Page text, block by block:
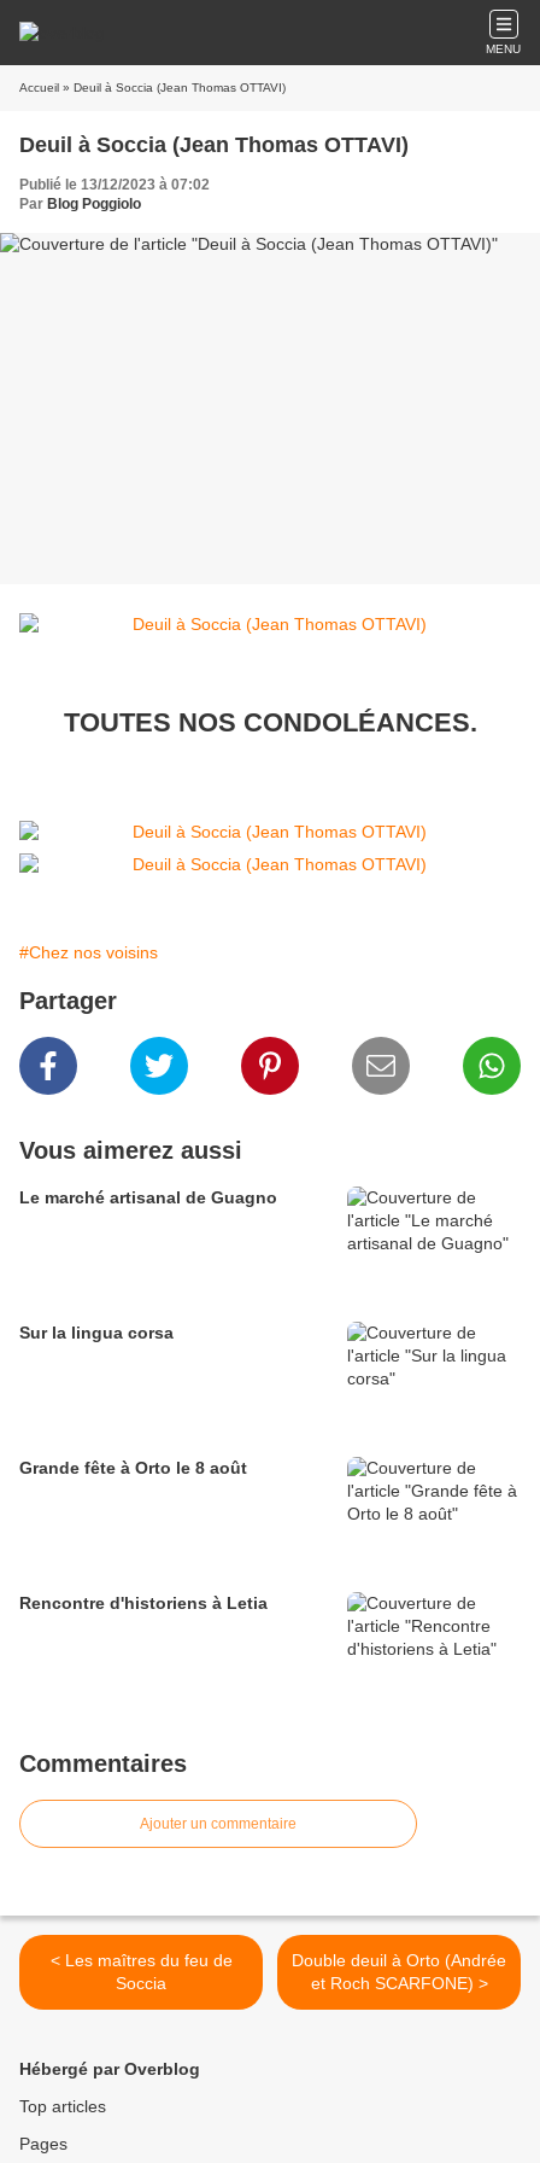
MENU
Accueil » Deuil à Soccia (Jean Thomas OTTAVI)
Deuil à Soccia (Jean Thomas OTTAVI)
Publié le 13/12/2023 à 07:02
Par Blog Poggiolo
TOUTES NOS CONDOLÉANCES.
#Chez nos voisins
Partager
Vous aimerez aussi
Le marché artisanal de Guagno
Sur la lingua corsa
Grande fête à Orto le 8 août
Rencontre d'historiens à Letia
Commentaires
Ajouter un commentaire
< Les maîtres du feu de
Soccia
Double deuil à Orto (Andrée
et Roch SCARFONE) >
Hébergé par Overblog
Top articles
Pages